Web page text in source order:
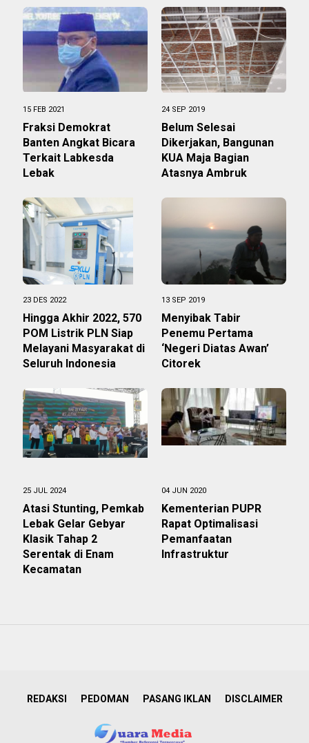
15 FEB 2021
Fraksi Demokrat
Banten Angkat Bicara
Terkait Labkesda
Lebak
24 SEP 2019
Belum Selesai
Dikerjakan, Bangunan
KUA Maja Bagian
Atasnya Ambruk
23 DES 2022
Hingga Akhir 2022, 570
POM Listrik PLN Siap
Melayani Masyarakat di
Seluruh Indonesia
13 SEP 2019
Menyibak Tabir
Penemu Pertama
‘Negeri Diatas Awan’
Citorek
25 JUL 2024
Atasi Stunting, Pemkab
Lebak Gelar Gebyar
Klasik Tahap 2
Serentak di Enam
Kecamatan
04 JUN 2020
Kementerian PUPR
Rapat Optimalisasi
Pemanfaatan
Infrastruktur
REDAKSI PEDOMAN PASANG IKLAN DISCLAIMER